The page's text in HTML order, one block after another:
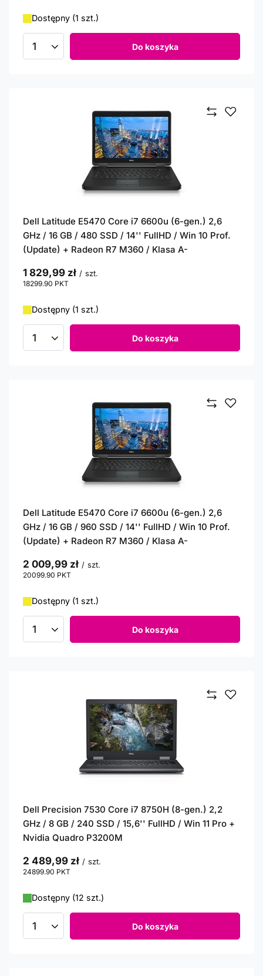
Dostępny (1 szt.)
Ilość produktów Do koszyka
Dell Latitude E5470 Core i7 6600u (6-gen.) 2,6
GHz / 16 GB / 480 SSD / 14'' FullHD / Win 10 Prof.
(Update) + Radeon R7 M360 / Klasa A-
1 829,99 zł / szt.
18299.90 PKT
Dostępny (1 szt.)
Ilość produktów Do koszyka
Dell Latitude E5470 Core i7 6600u (6-gen.) 2,6
GHz / 16 GB / 960 SSD / 14'' FullHD / Win 10 Prof.
(Update) + Radeon R7 M360 / Klasa A-
2 009,99 zł / szt.
20099.90 PKT
Dostępny (1 szt.)
Ilość produktów Do koszyka
Dell Precision 7530 Core i7 8750H (8-gen.) 2,2
GHz / 8 GB / 240 SSD / 15,6'' FullHD / Win 11 Pro +
Nvidia Quadro P3200M
2 489,99 zł / szt.
24899.90 PKT
Dostępny (12 szt.)
Ilość produktów Do koszyka